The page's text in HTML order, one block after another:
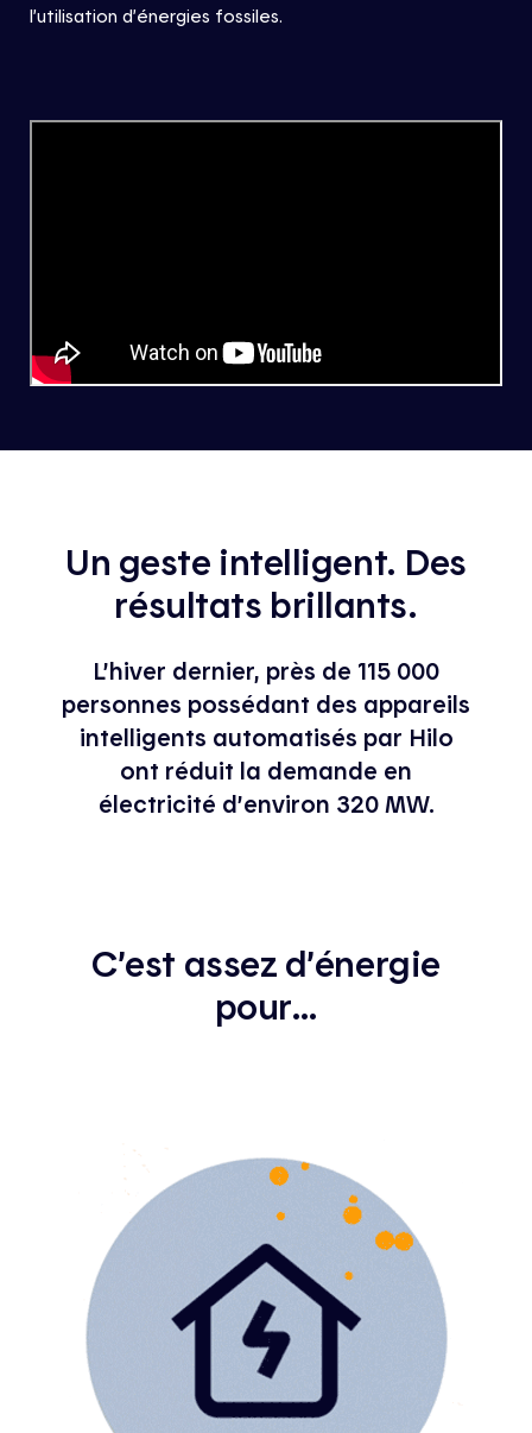
l’utilisation d’énergies fossiles.
Un geste intelligent. Des
résultats brillants.
L’hiver dernier, près de 115 000
personnes possédant des appareils
intelligents automatisés par Hilo
ont réduit la demande en
électricité d’environ 320 MW.
C’est assez d’énergie
pour…